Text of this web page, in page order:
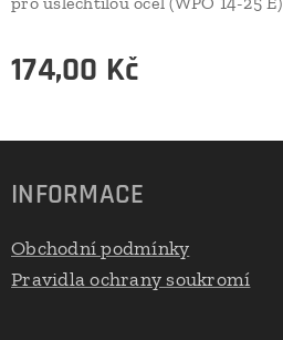
174,00 Kč
INFORMACE
Obchodní podmínky
Pravidla ochrany soukromí